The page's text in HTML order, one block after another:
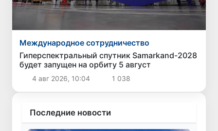
Международное сотрудничество
Гиперспектральный спутник Samarkand-2028
будет запущен на орбиту 5 август
4 авг 2026, 10:04 1 038
Последние новости